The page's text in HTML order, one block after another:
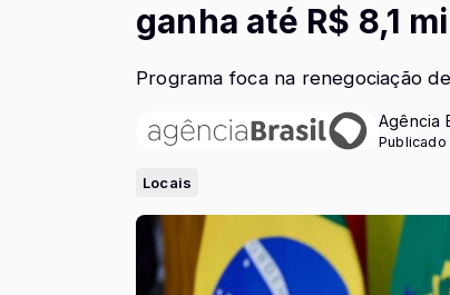
ganha até R$ 8,1
Programa foca na renegociação
Agência
Locais